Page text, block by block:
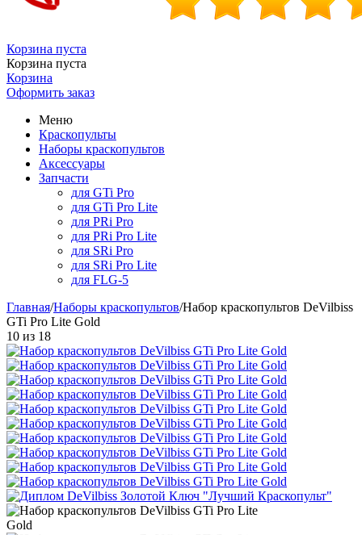
Корзина пуста
Корзина пуста
Корзина
Оформить заказ
Меню
Краскопульты
Наборы краскопультов
Аксессуары
Запчасти
для GTi Pro
для GTi Pro Lite
для PRi Pro
для PRi Pro Lite
для SRi Pro
для SRi Pro Lite
для FLG-5
Главная/Наборы краскопультов/Набор краскопультов DeVilbiss
GTi Pro Lite Gold
10 из 18